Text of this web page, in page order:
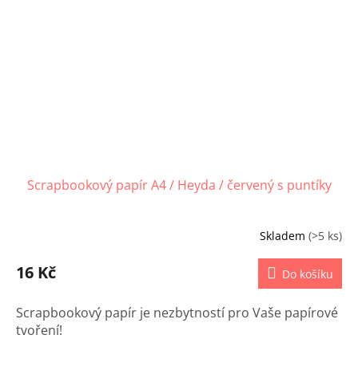
Scrapbookový papír A4 / Heyda / červený s puntíky
Skladem (>5 ks)
16 Kč Do košíku
Scrapbookový papír je nezbytností pro Vaše papírové
tvoření!